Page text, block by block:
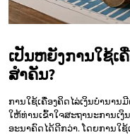
ເປັນຫຍັງການໃຊ້ເ
ສຳຄັນ?
ການໃຊ້ເຄື່ອງຄິດໄລ່ເງິນບຳນາ
ໃຫ້ທ່ານເຂົ້າໃຈສະຖານະການເ
ອະນາຄົດໄດ້ດີກວ່າ. ໂດຍການໃ